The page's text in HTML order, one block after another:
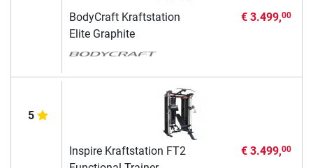
BodyCraft Kraftstation
Elite Graphite
€ 3.499,00
5
Inspire Kraftstation FT2
€ 3.499,00